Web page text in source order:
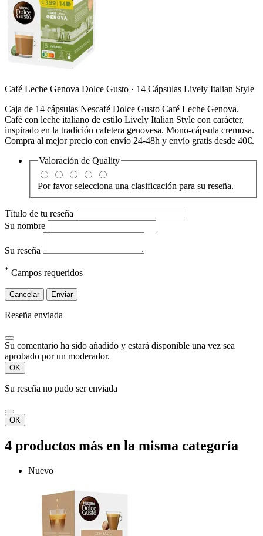
Café Leche Genova Dolce Gusto · 14 Cápsulas Lively Italian Style
Caja de 14 cápsulas Nescafé Dolce Gusto Café Leche Genova.
Café con leche italiano de estilo Lively Italian Style con carácter,
inspirado en la tradición cafetera genovesa. Mono-cápsula cremosa.
Compra al mejor precio con envío 24-48h y envío gratis desde 40€.
Valoración de Quality
Por favor selecciona una clasificación para su reseña.
Título de tu reseña
Su nombre
Su reseña
* Campos requeridos
Cancelar Enviar
Reseña enviada
Su comentario ha sido añadido y estará disponible una vez sea
aprobado por un moderador.
OK
Su reseña no pudo ser enviada
OK
4 productos más en la misma categoría
Nuevo